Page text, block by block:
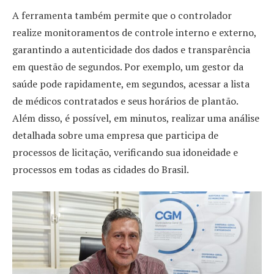
A ferramenta também permite que o controlador
realize monitoramentos de controle interno e externo,
garantindo a autenticidade dos dados e transparência
em questão de segundos. Por exemplo, um gestor da
saúde pode rapidamente, em segundos, acessar a lista
de médicos contratados e seus horários de plantão.
Além disso, é possível, em minutos, realizar uma análise
detalhada sobre uma empresa que participa de
processos de licitação, verificando sua idoneidade e
processos em todas as cidades do Brasil.